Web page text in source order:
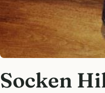
Socken